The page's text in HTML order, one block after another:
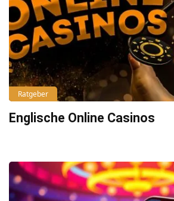
Ratgeber
Englische Online Casinos